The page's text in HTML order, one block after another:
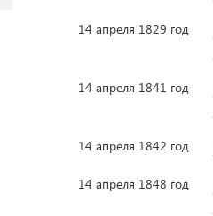
14 апреля 1829 год
14 апреля 1841 год
14 апреля 1842 год
14 апреля 1848 год